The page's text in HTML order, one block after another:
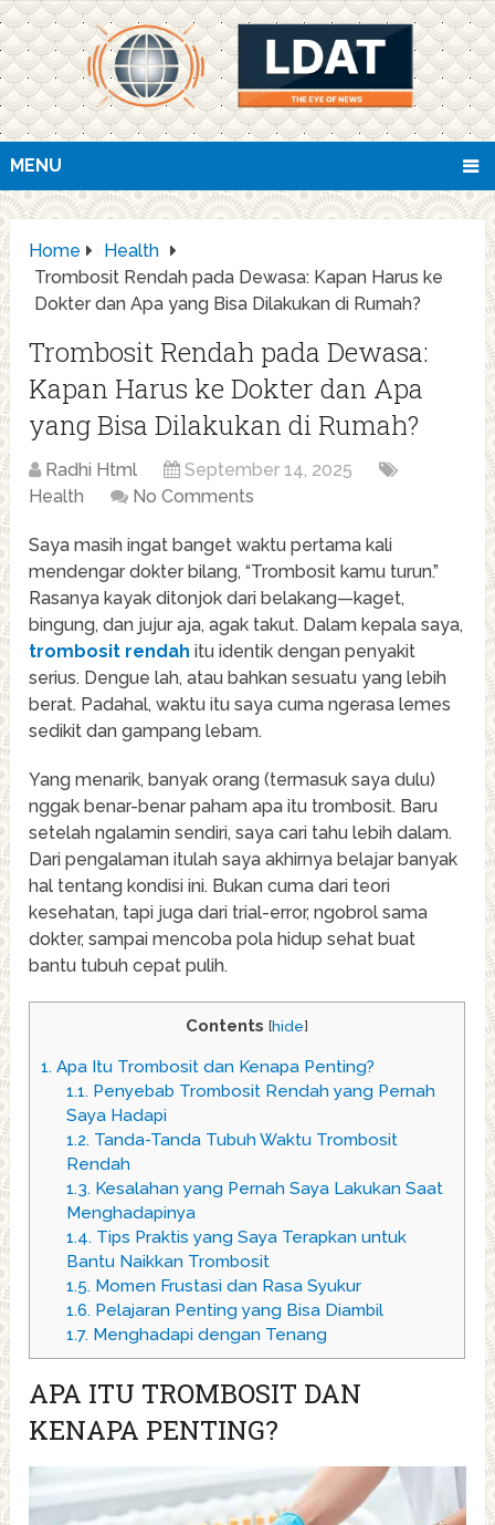
MENU
Home
Health
Trombosit Rendah pada Dewasa: Kapan Harus ke
Dokter dan Apa yang Bisa Dilakukan di Rumah?
Trombosit Rendah pada Dewasa:
Kapan Harus ke Dokter dan Apa
yang Bisa Dilakukan di Rumah?
Radhi Html
September 14, 2025
Health
No Comments
Saya masih ingat banget waktu pertama kali
mendengar dokter bilang, “Trombosit kamu turun.”
Rasanya kayak ditonjok dari belakang—kaget,
bingung, dan jujur aja, agak takut. Dalam kepala saya,
trombosit rendah itu identik dengan penyakit
serius. Dengue lah, atau bahkan sesuatu yang lebih
berat. Padahal, waktu itu saya cuma ngerasa lemes
sedikit dan gampang lebam.
Yang menarik, banyak orang (termasuk saya dulu)
nggak benar-benar paham apa itu trombosit. Baru
setelah ngalamin sendiri, saya cari tahu lebih dalam.
Dari pengalaman itulah saya akhirnya belajar banyak
hal tentang kondisi ini. Bukan cuma dari teori
kesehatan, tapi juga dari trial-error, ngobrol sama
dokter, sampai mencoba pola hidup sehat buat
bantu tubuh cepat pulih.
Contents [hide]
1. Apa Itu Trombosit dan Kenapa Penting?
1.1.Penyebab Trombosit Rendah yang Pernah
Saya Hadapi
1.2.Tanda-Tanda Tubuh Waktu Trombosit
Rendah
1.3.Kesalahan yang Pernah Saya Lakukan Saat
Menghadapinya
1.4.Tips Praktis yang Saya Terapkan untuk
Bantu Naikkan Trombosit
1.5.Momen Frustasi dan Rasa Syukur
1.6.Pelajaran Penting yang Bisa Diambil
1.7.Menghadapi dengan Tenang
APA ITU TROMBOSIT DAN
KENAPA PENTING?